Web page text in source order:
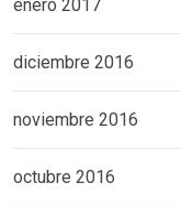
enero 2017
diciembre 2016
noviembre 2016
octubre 2016